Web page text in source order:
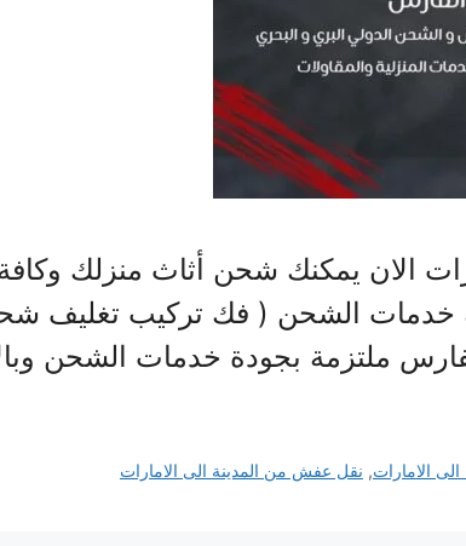
الان يمكنك شحن أثاث منزلك
خدمات الشحن ( فك تركيب تغليف
ملتزمة بجودة خدمات الشحن
الامارات, نقل عفش من المدينة الى الامارات